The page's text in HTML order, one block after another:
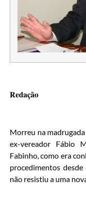
Redação
Morreu na
ex-vereador Fábio
Fabinho, como era
procedimentos
não resistiu a uma